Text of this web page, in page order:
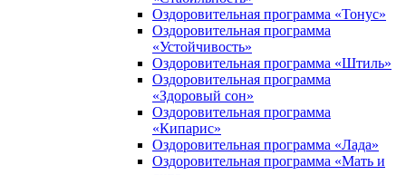
Оздоровительная программа «Тонус»
Оздоровительная программа
«Устойчивость»
Оздоровительная программа «Штиль»
Оздоровительная программа
«Здоровый сон»
Оздоровительная программа
«Кипарис»
Оздоровительная программа «Лада»
Оздоровительная программа «Мать и